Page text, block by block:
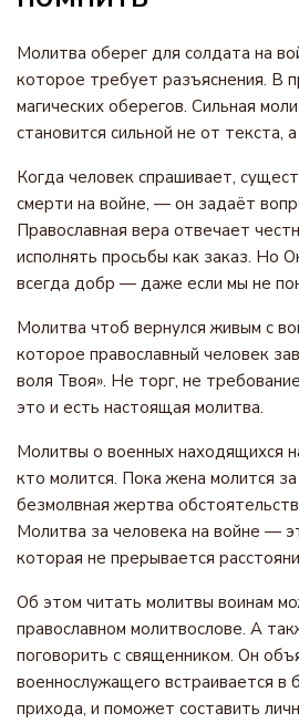
Молитва оберег для солдата на
которое требует разъяснения. В
магических оберегов. Сильная
становится сильной не от текста,
Когда человек спрашивает,
смерти на войне, — он задаёт
Православная вера отвечает
исполнять просьбы как заказ. Но
всегда добр — даже если мы не
Молитва чтоб вернулся живым с
которое православный человек
воля Твоя». Не торг, не
это и есть настоящая молитва.
Молитвы о военных находящихся
кто молится. Пока жена молится
безмолвная жертва
Молитва за человека на войне —
которая не прерывается
Об этом читать молитвы воинам
православном молитвослове. А
поговорить с священником. Он
военнослужащего встраивается в
прихода, и поможет составить